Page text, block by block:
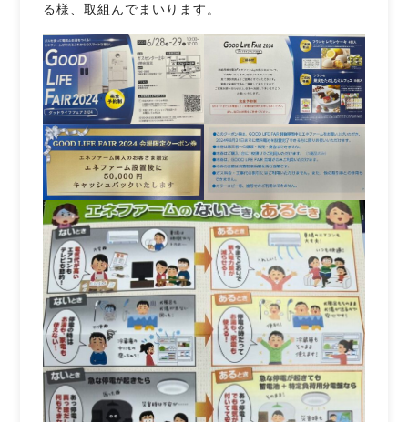
る様、取組んでまいります。